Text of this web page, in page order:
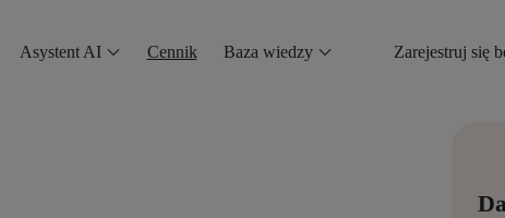
Asystent AI Cennik Baza wiedzy Zarejestruj się